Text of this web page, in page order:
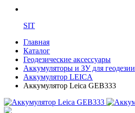
SIT
Главная
Каталог
Геодезические аксессуары
Аккумуляторы и ЗУ для геодезии
Аккумулятор LEICA
Аккумулятор Leica GEB333